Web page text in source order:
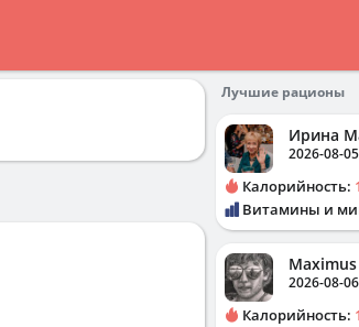
Лучшие рационы
Ирина
2026-08-05
Калорийность:
Витамины и
2026-08-06
Калорийность: